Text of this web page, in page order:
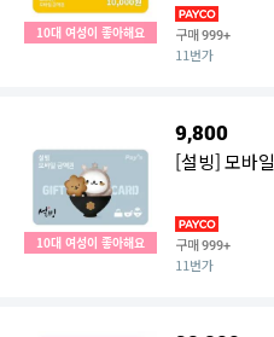
10대 여성이 좋아해요 구매999+
11번가
10대 여성이 좋아해요
9,800
[설빙] 모바
구매999+
11번가